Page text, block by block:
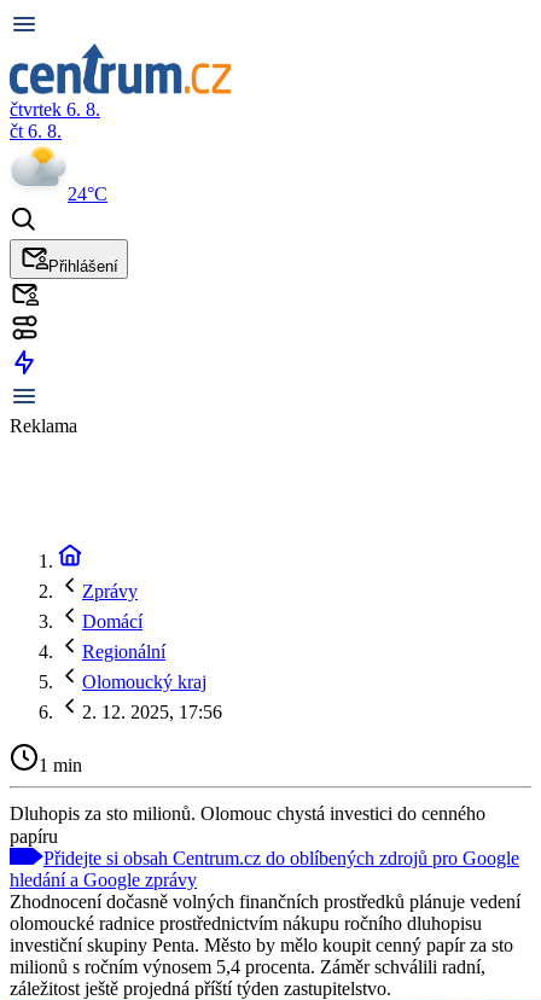
čtvrtek 6. 8.
čt 6. 8.
24°C
Přihlášení
Reklama
Zprávy
Domácí
Regionální
Olomoucký kraj
2. 12. 2025, 17:56
1 min
Dluhopis za sto milionů. Olomouc chystá investici do cenného
papíru
Přidejte si obsah Centrum.cz do oblíbených zdrojů pro Google
hledání a Google zprávy
Zhodnocení dočasně volných finančních prostředků plánuje vedení
olomoucké radnice prostřednictvím nákupu ročního dluhopisu
investiční skupiny Penta. Město by mělo koupit cenný papír za sto
milionů s ročním výnosem 5,4 procenta. Záměr schválili radní,
záležitost ještě projedná příští týden zastupitelstvo.